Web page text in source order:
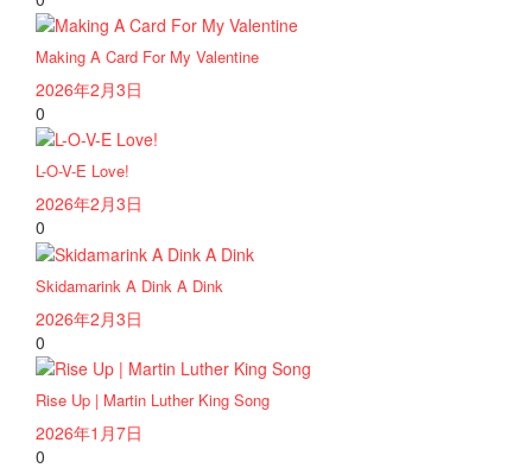
Making A Card For My Valentine
2026年2月3日
0
L-O-V-E Love!
2026年2月3日
0
Skidamarink A Dink A Dink
2026年2月3日
0
Rise Up | Martin Luther King Song
2026年1月7日
0